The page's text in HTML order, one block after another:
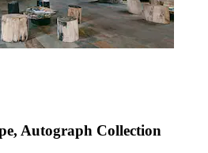
Autograph Collection